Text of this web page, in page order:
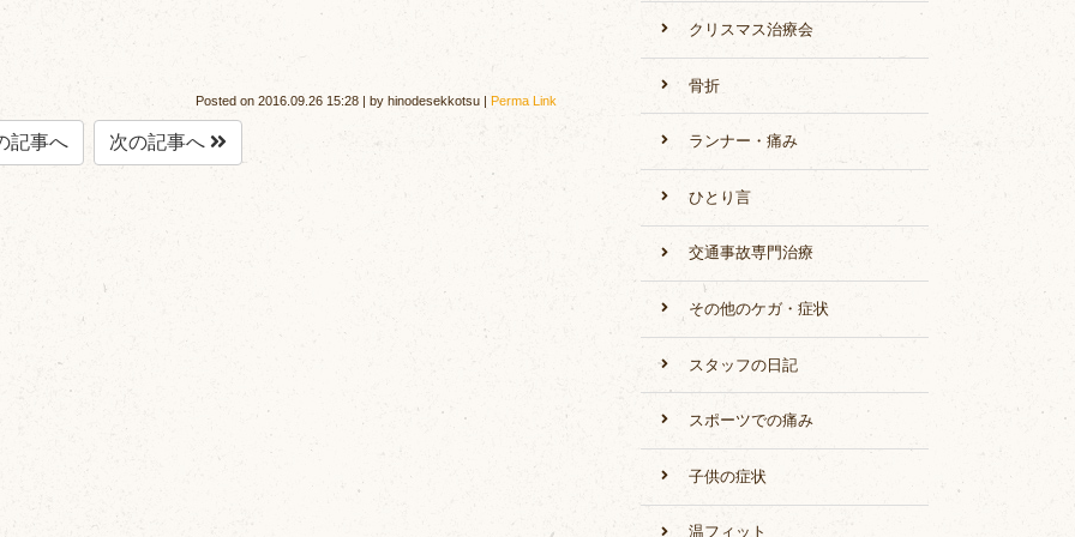
Posted on 2016.09.26 15:28 | by hinodesekkotsu | Perma Link
記事へ 次の記事へ
クリスマス治療会
骨折
ランナー・痛み
ひとり言
交通事故専門治療
その他のケガ・症状
スタッフの日記
スポーツでの痛み
子供の症状
温フィット